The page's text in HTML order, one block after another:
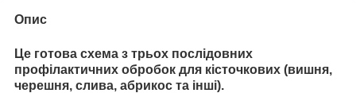
Опис
Це готова схема з трьох послідовних
профілактичних обробок для кісточкових (вишня,
черешня, слива, абрикос та інші).